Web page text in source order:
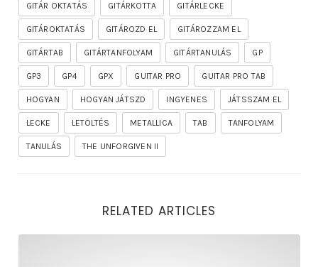
GITÁR OKTATÁS GITÁRKOTTA GITÁRLECKE
GITÁROKTATÁS GITÁROZD EL GITÁROZZAM EL
GITÁRTAB GITÁRTANFOLYAM GITÁRTANULÁS GP
GP3 GP4 GPX GUITAR PRO GUITAR PRO TAB
HOGYAN HOGYAN JÁTSZD INGYENES JÁTSSZAM EL
LECKE LETÖLTÉS METALLICA TAB TANFOLYAM
TANULÁS THE UNFORGIVEN II
RELATED ARTICLES